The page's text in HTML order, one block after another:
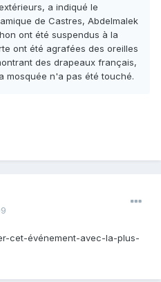
a indiqué le
de Castres, Abdelmalek
ont été suspendus à la
ont été agrafées des oreilles
des drapeaux français,
mosquée n'a pas été touché.
cet-événement-avec-la-plus-